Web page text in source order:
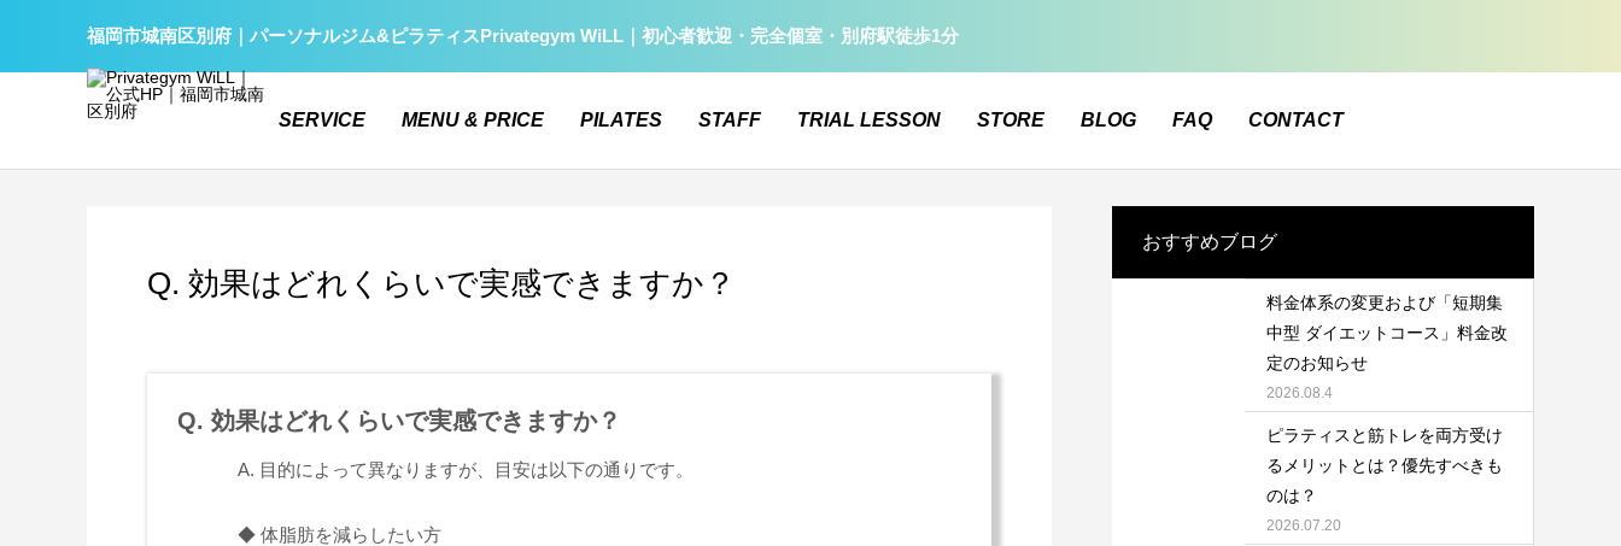
福岡市城南区別府｜パーソナルジム&ピラティスPrivategym WiLL｜初心者歓迎・完全個室・別府駅徒歩1分
SERVICE MENU & PRICE PILATES STAFF TRIAL LESSON STORE BLOG FAQ CONTACT
Q. 効果はどれくらいで実感できますか？
Q. 効果はどれくらいで実感できますか？
A. 目的によって異なりますが、目安は以下の通りです。
◆ 体脂肪を減らしたい方
おすすめブログ
料金体系の変更および「短期集
中型 ダイエットコース」料金改
定のお知らせ
2026.08.4
ピラティスと筋トレを両方受け
るメリットとは？優先すべきも
のは？
2026.07.20